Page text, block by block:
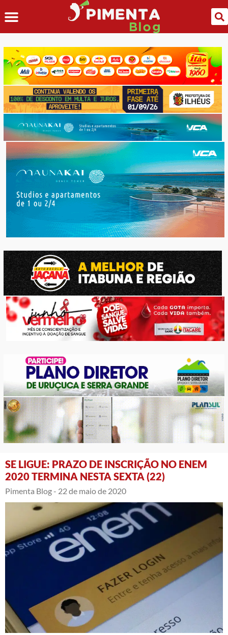
SE LIGUE: PRAZO DE INSCRIÇÃO NO ENEM
2020 TERMINA NESTA SEXTA (22)
Pimenta Blog - 22 de maio de 2020